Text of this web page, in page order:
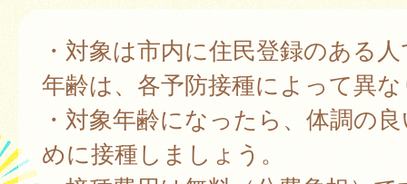
・対象は市内に住民登録のある
年齢は、各予防接種によって異
・対象年齢になったら、体調の
めに接種しましょう。